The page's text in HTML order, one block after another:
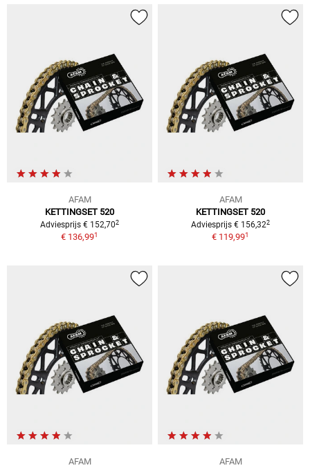
AFAM
KETTINGSET 520
Adviesprijs € 152,702
€ 136,991
AFAM
KETTINGSET 520
Adviesprijs € 156,322
€ 119,991
AFAM
AFAM